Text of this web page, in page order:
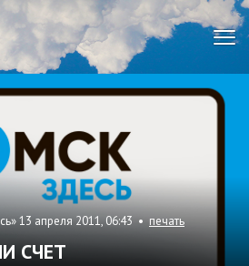
13 апреля 2011, 06:43 • печать
СЧЕТ